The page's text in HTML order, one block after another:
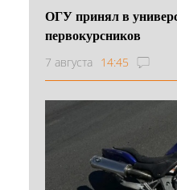
ОГУ принял в
первокурсников
7 августа 14:45